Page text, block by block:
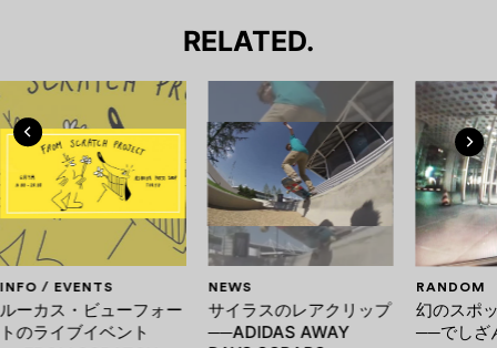
RELATED.
INFO / EVENTS
ルーカス・ビューフォー
トのライブイベント
NEWS
サイラスのレアクリップ
──ADIDAS AWAY
RANDOM
幻のスポ
──でしざ